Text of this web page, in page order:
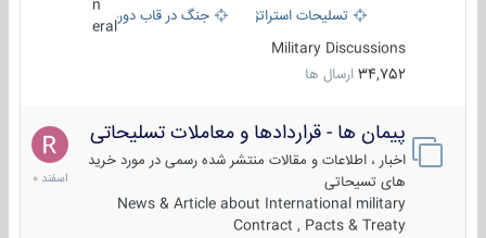
تسلیحات استراتژیک
جنگ در قاب دوربین
eral
Military Discussions
34,752 ارسال ها
پیمان ها - قراردادها و معاملات تسلیحاتی
اخبار ، اطلاعات و مقالات منتشر شده رسمی در مورد خرید
های تسیحاتی
News & Article about International military
Contract , Pacts & Treaty
7
اسفند
1400